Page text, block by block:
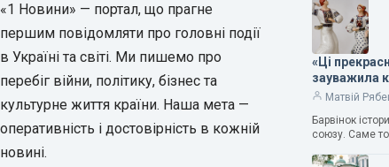
«1 Новини» — портал, що прагне
першим повідомляти про головні події
в Україні та світі. Ми пишемо про
перебіг війни, політику, бізнес та
культурне життя країни. Наша мета —
оперативність і достовірність в кожній
новині.
«Ці
зауважила
Матвій
Барвінок
союзу. Саме